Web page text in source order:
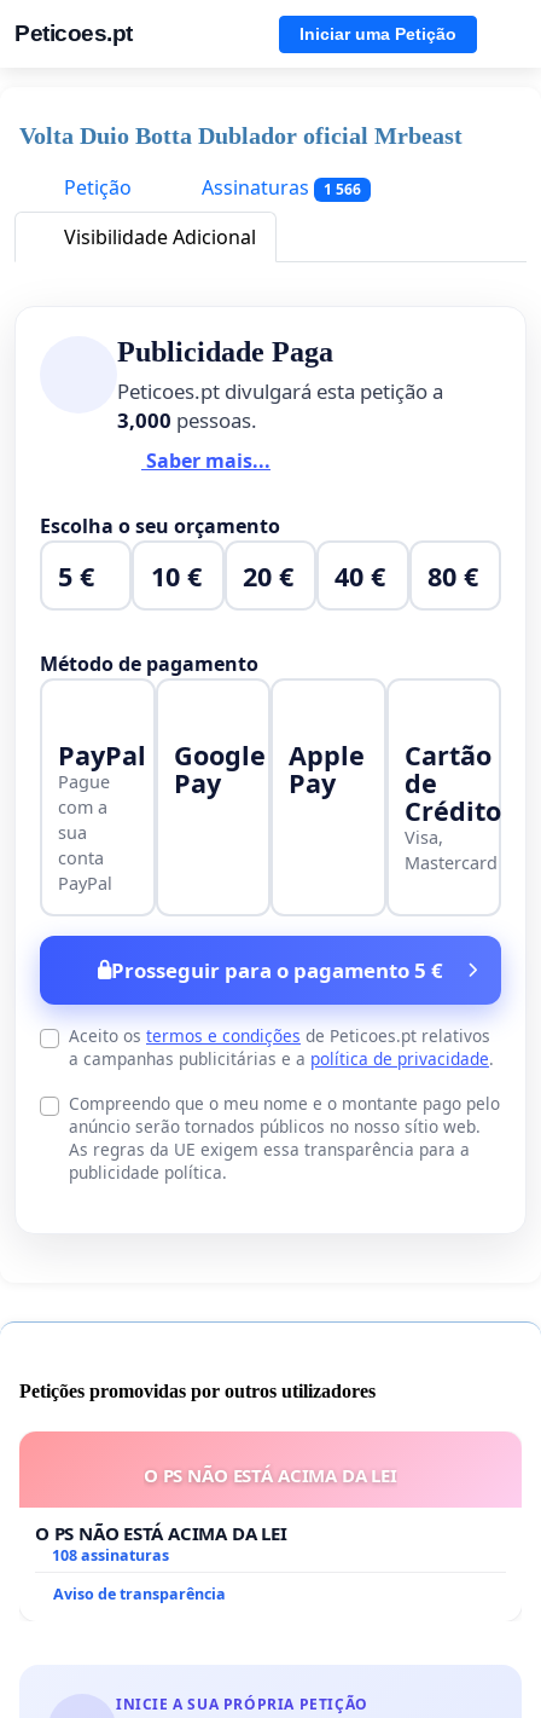
Peticoes.pt Iniciar uma Petição
Volta Duio Botta Dublador oficial Mrbeast
Petição
Assinaturas 1 566
Visibilidade Adicional
Publicidade Paga
Peticoes.pt divulgará esta petição a
3,000 pessoas.
Saber mais...
Escolha o seu orçamento
5 € 10 € 20 € 40 € 80 €
Método de pagamento
PayPal
Pague
com a
sua
conta
PayPal
Google
Pay
Apple
Pay
Cartão
de
Crédito
Visa,
Mastercard
Prosseguir para o pagamento 5 €
Aceito os termos e condições de Peticoes.pt relativos
a campanhas publicitárias e a política de privacidade.
Compreendo que o meu nome e o montante pago pelo
anúncio serão tornados públicos no nosso sítio web.
As regras da UE exigem essa transparência para a
publicidade política.
Petições promovidas por outros utilizadores
O PS NÃO ESTÁ ACIMA DA LEI
O PS NÃO ESTÁ ACIMA DA LEI
108 assinaturas
Aviso de transparência
INICIE A SUA PRÓPRIA PETIÇÃO